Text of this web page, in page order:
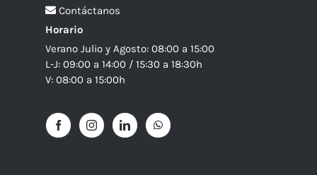
Contáctanos
Horario
Verano Julio y Agosto: 08:00 a 15:00
L-J: 09:00 a 14:00 / 15:30 a 18:30h
V: 08:00 a 15:00h